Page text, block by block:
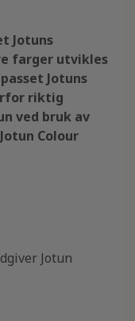
Jotuns
farger utvikles
Jotuns
riktig
ved bruk av
Colour
Jotun